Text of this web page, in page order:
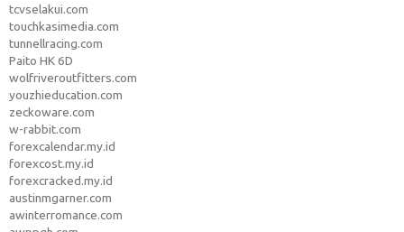
tcvselakui.com
touchkasimedia.com
tunnellracing.com
Paito HK 6D
wolfriveroutfitters.com
youzhieducation.com
zeckoware.com
w-rabbit.com
forexcalendar.my.id
forexcost.my.id
forexcracked.my.id
austinmgarner.com
awinterromance.com